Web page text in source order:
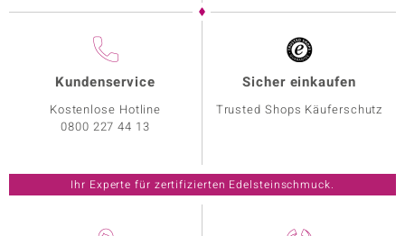
Kundenservice
Kostenlose Hotline
0800 227 44 13
Sicher einkaufen
Trusted Shops Käuferschutz
Ihr Experte für zertifizierten Edelsteinschmuck.